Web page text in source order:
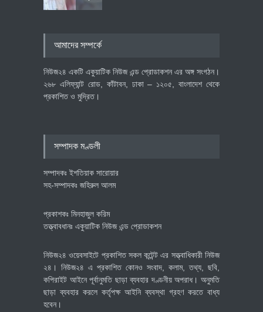
আমাদের সম্পর্কে
নিউজ২৪ একটি একুয়াটিক নিউজ এন্ড প্রোডাকশন এর অঙ্গ সংগঠন।
২৬৮ এলিফ্যান্ট রোড, কাঁটাবন, ঢাকা – ১২০৫, বাংলাদেশ থেকে
প্রকাশিত ও মুদ্রিত।
সম্পাদক মণ্ডলী
সম্পাদকঃ ইশতিয়াক সারোয়ার
সহ-সম্পাদকঃ জহিরুল আলম
প্রকাশকঃ মিনহাজুল করিম
তত্ত্বাবধানঃ একুয়াটিক নিউজ এন্ড প্রোডাকশন
নিউজ২৪ ওয়েবসাইটে প্রকাশিত সকল কন্টেন্ট এর সত্ত্বাধিকারী নিউজ
২৪। নিউজ২৪ এ প্রকাশিত কোনও সংবাদ, কলাম, তথ্য, ছবি,
কপিরাইট আইনে পূর্বানুমতি ছাড়া ব্যবহার দণ্ডনীয় অপরাধ। অনুমতি
ছাড়া ব্যবহার করলে কর্তৃপক্ষ আইনি ব্যবস্থা গ্রহণ করতে বাধ্য
হবেন।